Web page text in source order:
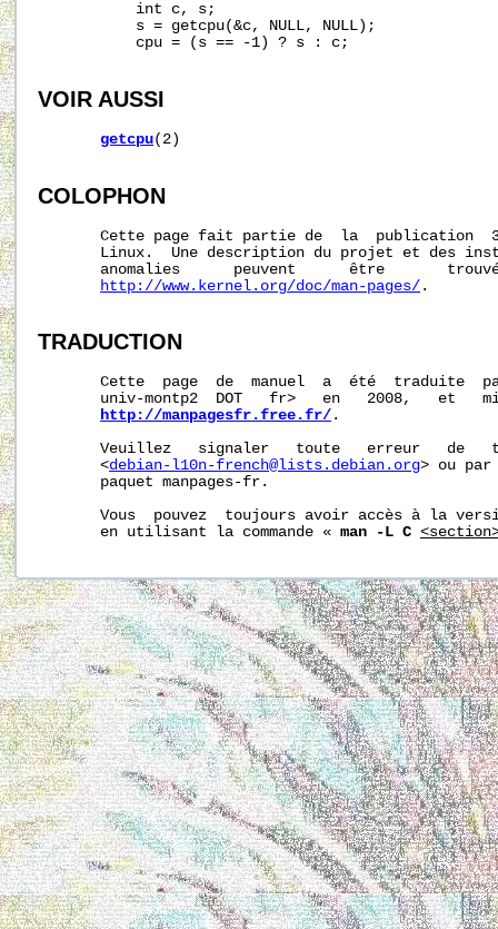
           int c, s;
           s = getcpu(&c, NULL, NULL);
           cpu = (s == -1) ? s : c;
VOIR AUSSI
getcpu(2)
COLOPHON
Cette page fait partie de  la  publication
Linux.  Une description du projet et des
anomalies      peuvent      être
http://www.kernel.org/doc/man-pages/ .
TRADUCTION
Cette  page  de  manuel  a  été  traduite
univ-montp2  DOT   fr>   en   2008,   et
http://manpagesfr.free.fr/ .
Veuillez   signaler   toute   erreur   de
       <
debian-l10n-french@lists.debian.org> ou par
       paquet manpages-fr.
Vous  pouvez  toujours avoir accès à la
       en utilisant la commande «
man -L C